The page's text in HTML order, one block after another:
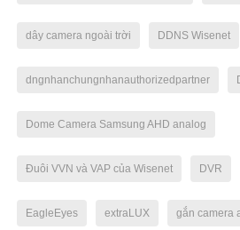
dây camera ngoài trời DDNS Wisenet
dngnhanchungnhanauthorizedpartner
Dome Camera Samsung AHD analog
Đuôi VVN và VAP của Wisenet DVR
EagleEyes extraLUX gắn camera